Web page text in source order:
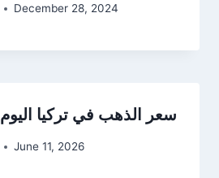
December 28, 2024
سعر الذهب في تركيا اليوم 11 يونيو 2026
June 11, 2026